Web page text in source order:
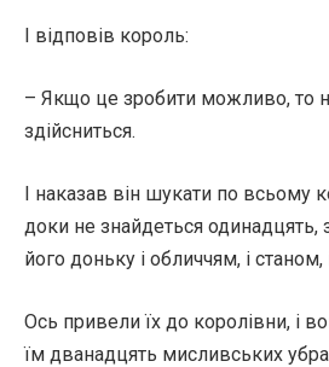
І відповів король:
– Якщо це зробити можливо, то
здійсниться.
І наказав він шукати по всьому
доки не знайдеться одинадцять,
його доньку і обличчям, і станом,
Ось привели їх до королівни, і
їм дванадцять мисливських